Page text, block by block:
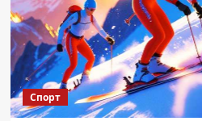
Спорт